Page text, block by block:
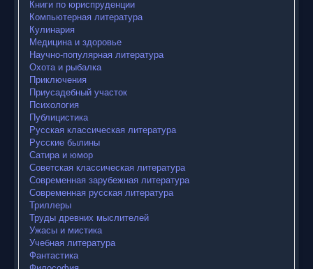
Книги по юриспруденции
Компьютерная литература
Кулинария
Медицина и здоровье
Научно-популярная литература
Охота и рыбалка
Приключения
Приусадебный участок
Психология
Публицистика
Русская классическая литература
Русские былины
Сатира и юмор
Советская классическая литература
Современная зарубежная литература
Современная русская литература
Триллеры
Труды древних мыслителей
Ужасы и мистика
Учебная литература
Фантастика